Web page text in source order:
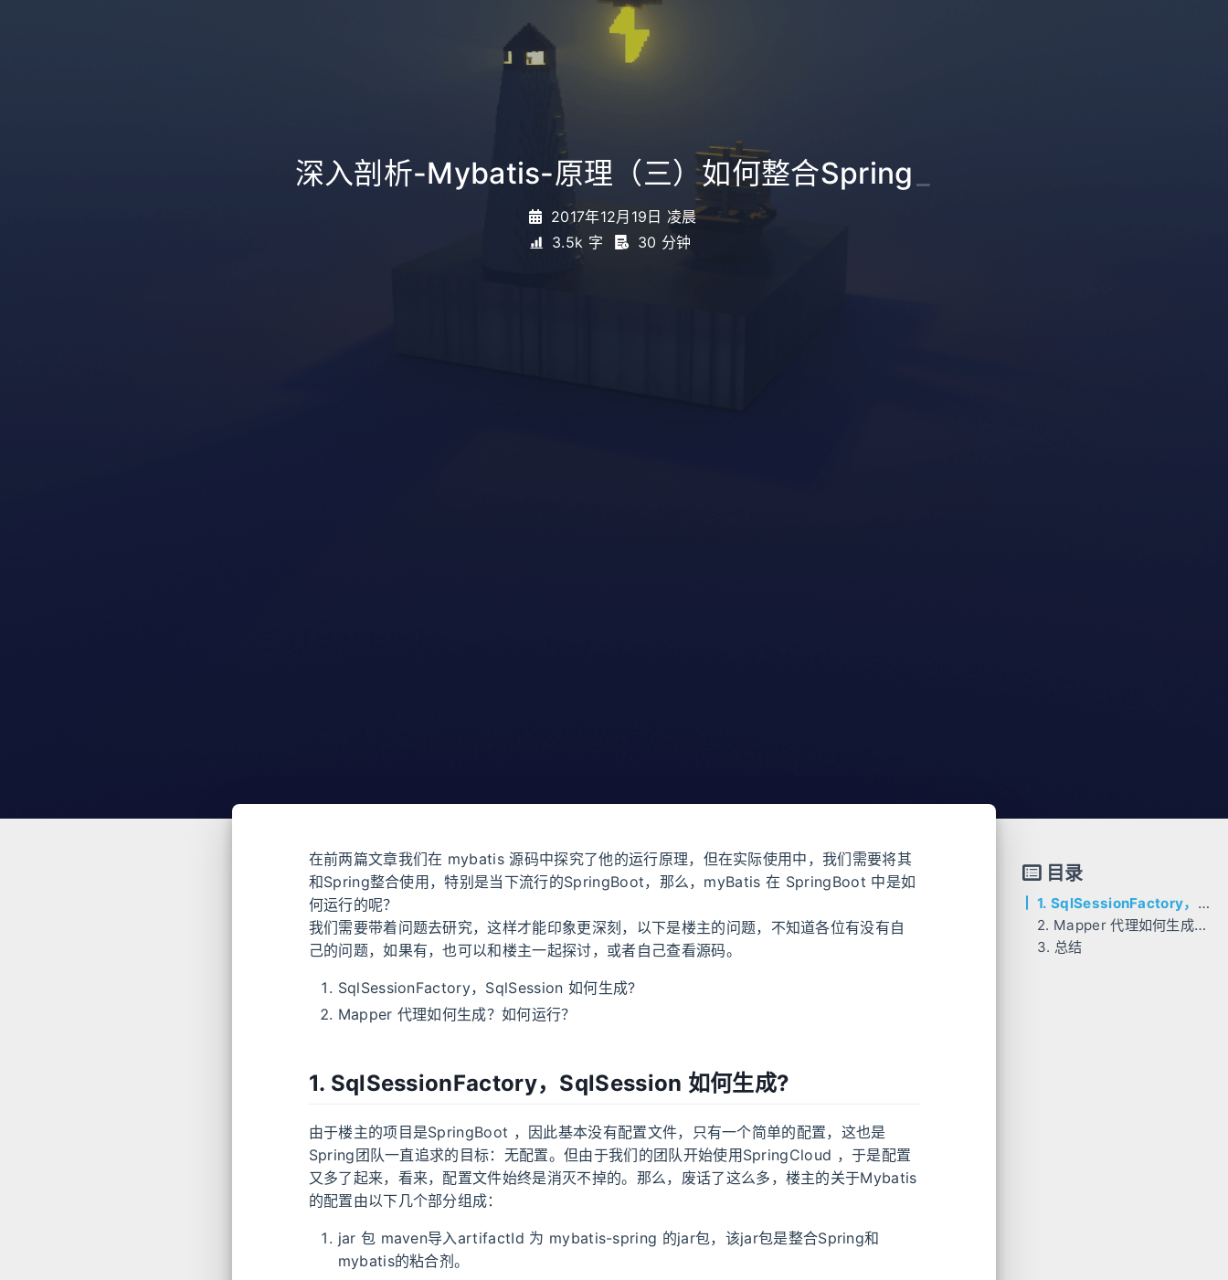
深入剖析-Mybatis-原理（三）如何整合Spring
2017年12月19日 凌晨
3.5k 字
30 分钟
在前两篇文章我们在 mybatis 源码中探究了他的运行原理，但在实际使用中，我们需要将其
和Spring整合使用，特别是当下流行的SpringBoot，那么，myBatis 在 SpringBoot 中是如
何运行的呢？
我们需要带着问题去研究，这样才能印象更深刻，以下是楼主的问题，不知道各位有没有自
己的问题，如果有，也可以和楼主一起探讨，或者自己查看源码。
SqlSessionFactory，SqlSession 如何生成?
Mapper 代理如何生成？如何运行？
1. SqlSessionFactory，SqlSession 如何生成?
由于楼主的项目是SpringBoot ，因此基本没有配置文件，只有一个简单的配置，这也是
Spring团队一直追求的目标：无配置。但由于我们的团队开始使用SpringCloud ，于是配置
又多了起来，看来，配置文件始终是消灭不掉的。那么，废话了这么多，楼主的关于Mybatis
的配置由以下几个部分组成：
jar 包 maven导入artifactId 为 mybatis-spring 的jar包，该jar包是整合Spring和
mybatis的粘合剂。
目录
1. SqlSessionFactory，SqlSession 如何生成?
2. Mapper 代理如何生成？如何运行？
3. 总结